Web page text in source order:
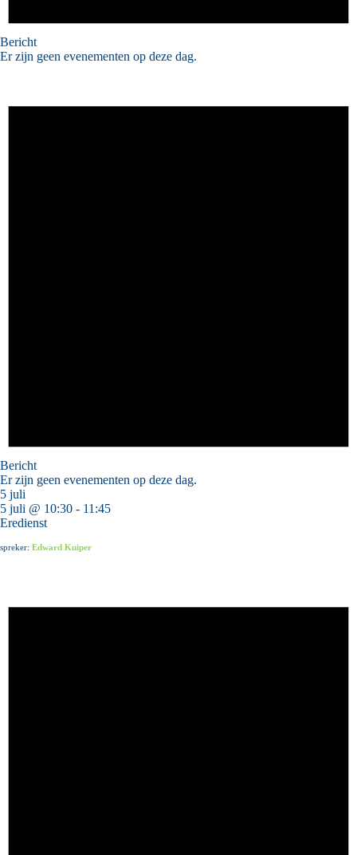
Bericht
Er zijn geen evenementen op deze dag.
Bericht
Er zijn geen evenementen op deze dag.
5 juli
5 juli @ 10:30 - 11:45
Eredienst
spreker: Edward Kuiper